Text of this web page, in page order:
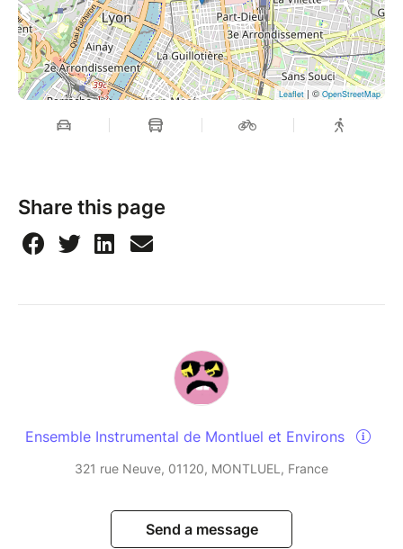
Leaflet | © OpenStreetMap
Share this page
Ensemble Instrumental de Montluel et Environs
321 rue Neuve, 01120, MONTLUEL, France
Send a message